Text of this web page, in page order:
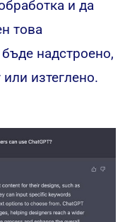
и да
това
надстроено,
изтеглено.